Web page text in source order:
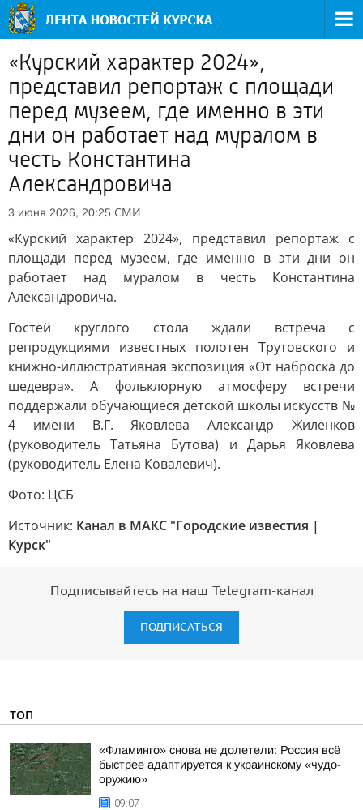
«Курский характер 2024»,
представил репортаж с площади
перед музеем, где именно в эти
дни он работает над муралом в
честь Константина
Александровича
3 июня 2026, 20:25 СМИ
«Курский характер 2024», представил репортаж с
площади перед музеем, где именно в эти дни он
работает над муралом в честь Константина
Александровича.
Гостей круглого стола ждали встреча с
репродукциями известных полотен Трутовского и
книжно-иллюстративная экспозиция «От наброска до
шедевра». А фольклорную атмосферу встречи
поддержали обучающиеся детской школы искусств №
4 имени В.Г. Яковлева Александр Жиленков
(руководитель Татьяна Бутова) и Дарья Яковлева
(руководитель Елена Ковалевич).
Фото: ЦСБ
Источник: Канал в МАКС "Городские известия |
Курск"
Подписывайтесь на наш Telegram-канал
ПОДПИСАТЬСЯ
ТОП
«Фламинго» снова не долетели: Россия всё
быстрее адаптируется к украинскому «чудо-
оружию»
09:07